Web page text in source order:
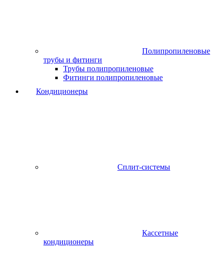
Полипропиленовые
трубы и фитинги
Трубы полипропиленовые
Фитинги полипропиленовые
Кондиционеры
Сплит-системы
Кассетные
кондиционеры